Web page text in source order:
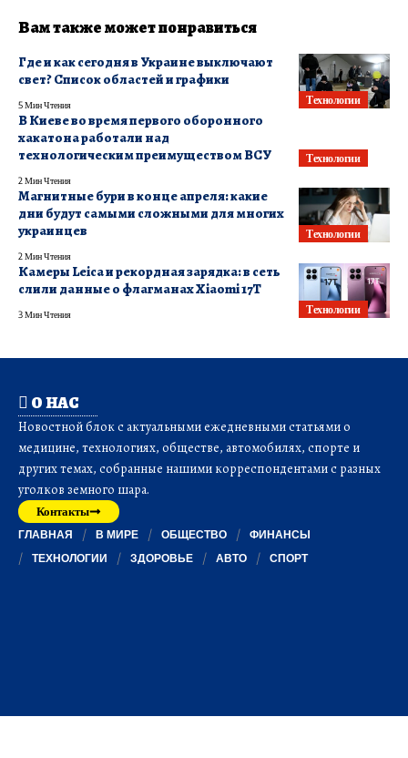
Вам также может понравиться
Технологии
Где и как сегодня в Украине выключают
свет? Список областей и графики
5 Мин Чтения
Технологии
В Киеве во время первого оборонного
хакатона работали над
технологическим преимуществом ВСУ
2 Мин Чтения
Технологии
Магнитные бури в конце апреля: какие
дни будут самыми сложными для многих
украинцев
2 Мин Чтения
Технологии
Камеры Leica и рекордная зарядка: в сеть
слили данные о флагманах Xiaomi 17T
3 Мин Чтения
О НАС
Новостной блок с актуальными ежедневными статьями о
медицине, технологиях, обществе, автомобилях, спорте и
других темах, собранные нашими корреспондентами с разных
уголков земного шара.
Контакты
ГЛАВНАЯ В МИРЕ ОБЩЕСТВО
ФИНАНСЫ
ТЕХНОЛОГИИ
ЗДОРОВЬЕ АВТО СПОРТ